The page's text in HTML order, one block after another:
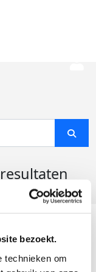
bezoekt.
technieken om